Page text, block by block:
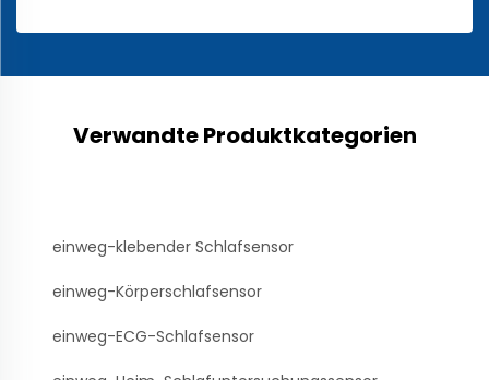
Verwandte Produktkategorien
einweg-klebender Schlafsensor
einweg-Körperschlafsensor
einweg-ECG-Schlafsensor